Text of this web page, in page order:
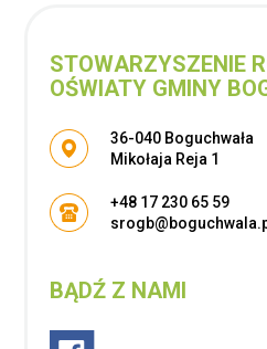
STOWARZYSZENIE
OŚWIATY GMINY
Adres pocztowy:
36-040 Boguchwała
Mikołaja Reja 1
+48 17 230 65 59
BĄDŹ Z NAMI